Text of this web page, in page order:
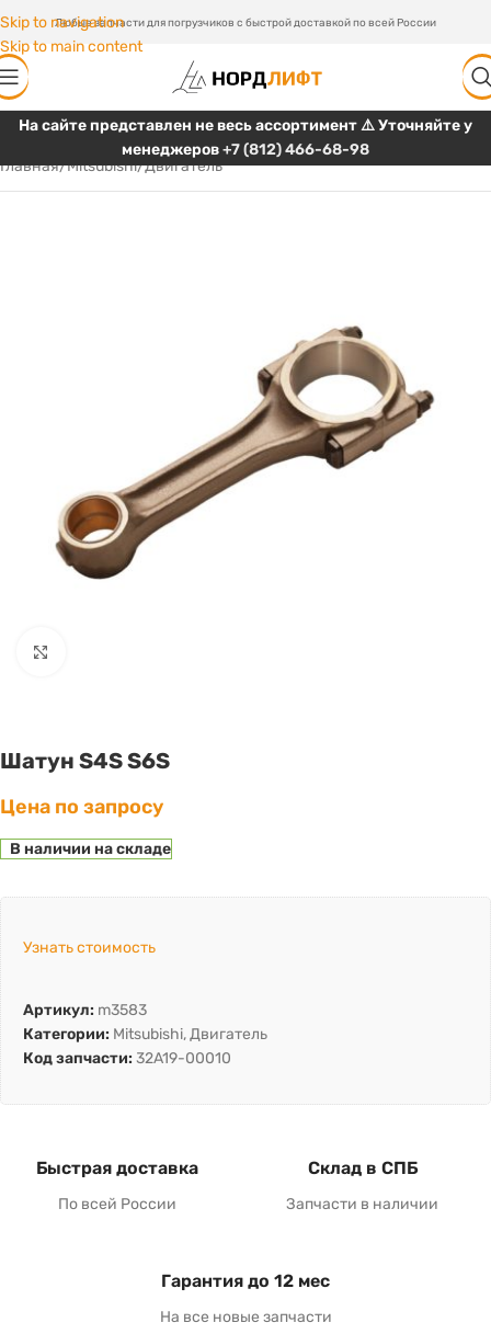
Skip to navigation
Skip to main content
Любые запчасти для погрузчиков с быстрой доставкой по всей России
На сайте представлен не весь ассортимент ⚠️ Уточняйте у
менеджеров+7 (812) 466-68-98
Главная/Mitsubishi/Двигатель
Шатун S4S S6S
Цена по запросу
В наличии на складе
Узнать стоимость
Артикул: m3583
Категории: Mitsubishi,Двигатель
Код запчасти: 32A19-00010
Быстрая доставка
По всей России
Склад в СПБ
Запчасти в наличии
Гарантия до 12 мес
На все новые запчасти